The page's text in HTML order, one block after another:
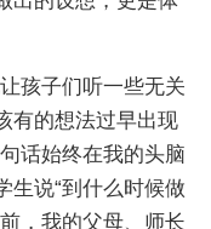
孩子们听一些无关
有的想法过早出现
话始终在我的头脑
生说“到什么时候做
，我的父母、师长